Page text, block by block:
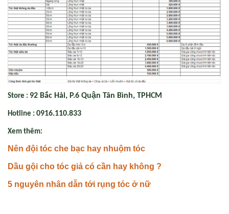
Store : 92 Bắc Hải, P.6 Quận Tân Bình, TPHCM
Hotline : 0916.110.833
Xem thêm:
Nên đội tóc che bạc hay nhuộm tóc
Dầu gội cho tóc giả có cần hay không ?
5 nguyên nhân dẫn tới rụng tóc ở nữ